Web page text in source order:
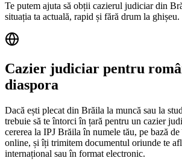
Te putem ajuta să obții cazierul judiciar din
situația ta actuală, rapid și fără drum la ghișeu.
Cazier judiciar pentru
diaspora
Dacă ești plecat din Brăila la muncă sau la
trebuie să te întorci în țară pentru un cazier
cererea la IPJ Brăila în numele tău, pe bază
online, și îți trimitem documentul oriunde te
internațional sau în format electronic.